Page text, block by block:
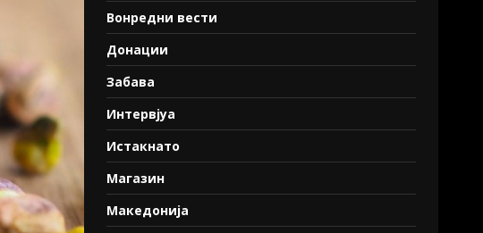
Вонредни вести
Донации
Забава
Интервјуа
Истакнато
Магазин
Македонија